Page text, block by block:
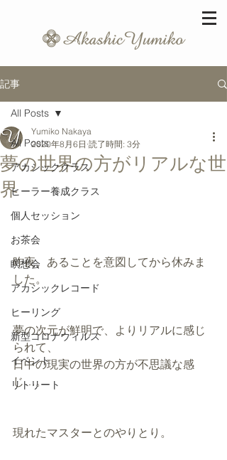
記事
All Posts
アカシッククラス
ヒーラー養成クラス
個人セッション
お茶会
瞑想会
アカシックレコード
ヒーリング
新型コロナウィルス
イベント
リトリート
All Posts
夢の世界の方がリアルな世
界
Yumiko Nakaya
2020年8月6日 読了時間: 3分
昨夜、あることを意図してから休みま
した。
夢の次元が鮮明で、よりリアルに感じ
られて、
日中の現実の世界の方が不思議な感
じ…。
現れたマスターとのやりとり。